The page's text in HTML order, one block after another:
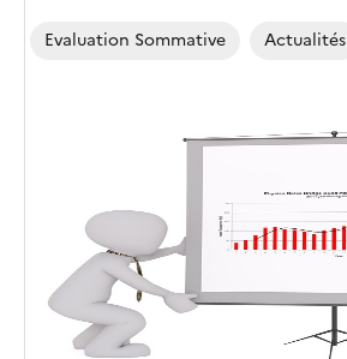
Evaluation Sommative Actualités